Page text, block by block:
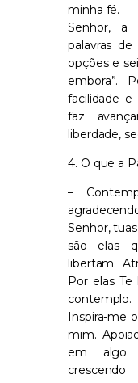
minha fé.
Senhor, a
palavras
opções e
embora”.
facilidade
faz
liberdade,
4. O que a
–
Senhor,
são elas
libertam.
Por elas Te
contemplo.
Inspira-me
mim.
em algo